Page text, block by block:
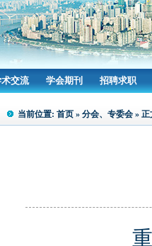
交流 学会期刊 招聘求职
当前位置: 首页 » 分会、专委会 » 正